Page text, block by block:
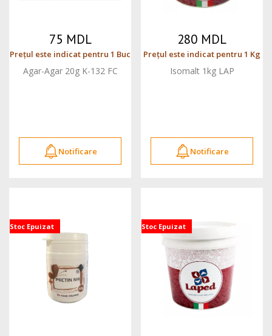
75 MDL
Prețul este indicat pentru 1 Buc
Agar-Agar 20g K-132 FC
Notificare
280 MDL
Prețul este indicat pentru 1 Kg
Isomalt 1kg LAP
Notificare
Stoc Epuizat Stoc Epuizat